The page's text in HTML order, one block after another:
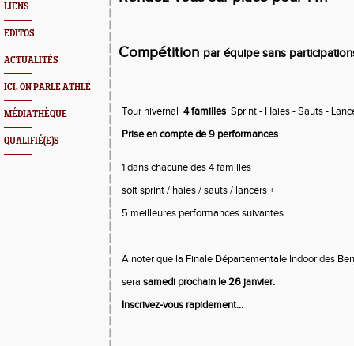
LIENS
EDITOS
ACTUALITÉS
ICI, ON PARLE ATHLÉ
MÉDIATHÈQUE
QUALIFIÉ(E)S
Compétition par équipe sans
Tour hivernal 4 familles Sprint - Haies - Sauts -
Prise en compte de 9 performances
1 dans chacune des 4 familles
soit sprint / haies / sauts / lancers +
5 meilleures performances suivantes.
A noter que la Finale Départementale Indoor des
sera samedi prochain le 26 janvier.
Inscrivez-vous rapidement...